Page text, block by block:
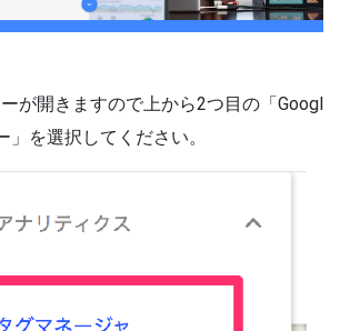
が開きますので上から2つ目の「Googl
を選択してください。